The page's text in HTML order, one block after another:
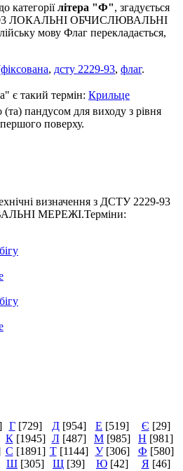
категоріїлітера "Ф", згадується
93 ЛОКАЛЬНІ ОБЧИСЛЮВАЛЬНІ
мову Флаг перекладається,
, дсту 2229-93, флаг.
є такий термін: Крильце
пандусом для виходу з рівня
поверху.
визначення з ДСТУ 2229-93
МЕРЕЖІ.Терміни:
Г [729] Д [954] Е [519] Є [29]
К [1945] Л [487] М [985] Н [981]
С [1891] Т [1144] У [306] Ф [580]
Ш [305] Щ [39] Ю [42] Я [46]